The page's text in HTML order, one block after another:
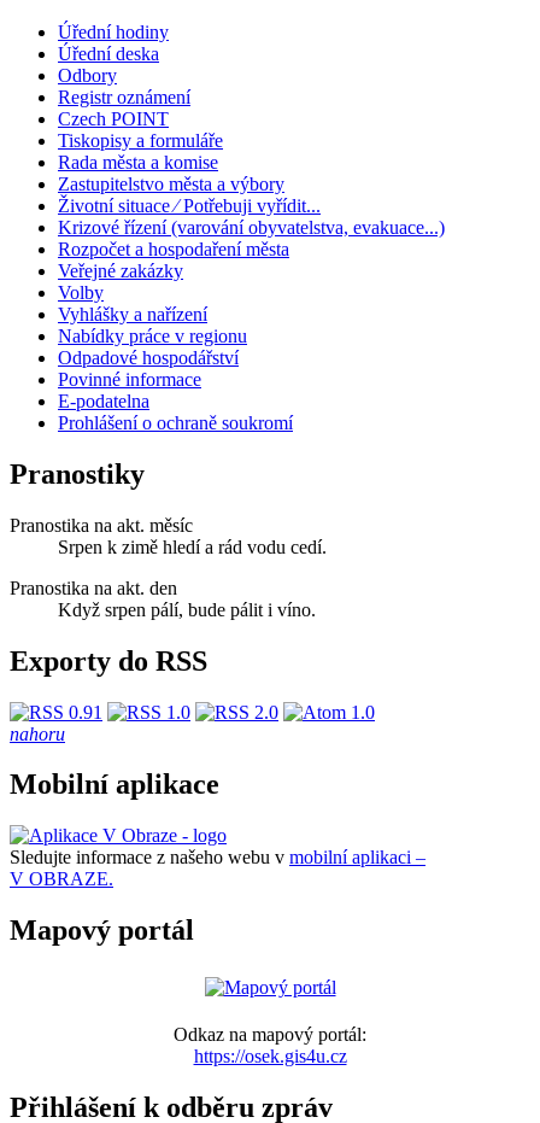
Úřední hodiny
Úřední deska
Odbory
Registr oznámení
Czech POINT
Tiskopisy a formuláře
Rada města a komise
Zastupitelstvo města a výbory
Životní situace ⁄ Potřebuji vyřídit...
Krizové řízení (varování obyvatelstva, evakuace...)
Rozpočet a hospodaření města
Veřejné zakázky
Volby
Vyhlášky a nařízení
Nabídky práce v regionu
Odpadové hospodářství
Povinné informace
E-podatelna
Prohlášení o ochraně soukromí
Pranostiky
Pranostika na akt. měsíc
Srpen k zimě hledí a rád vodu cedí.
Pranostika na akt. den
Když srpen pálí, bude pálit i víno.
Exporty do RSS
nahoru
Mobilní aplikace
Sledujte informace z našeho webu v mobilní aplikaci –
V OBRAZE.
Mapový portál
Odkaz na mapový portál:
https://osek.gis4u.cz
Přihlášení k odběru zpráv